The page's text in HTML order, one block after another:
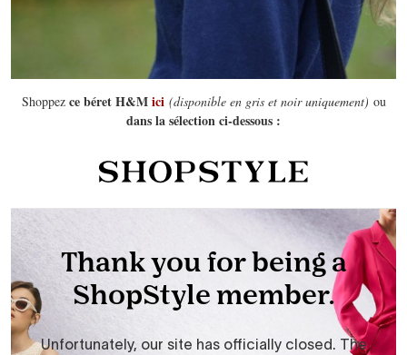
Shoppez ce béret H&M ici (disponible en gris et noir uniquement) ou
dans la sélection ci-dessous :